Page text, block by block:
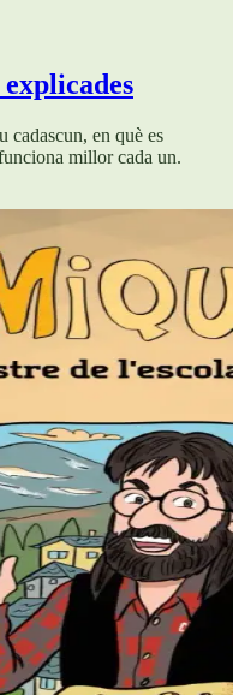
cadascun, en què es
millor cada un.